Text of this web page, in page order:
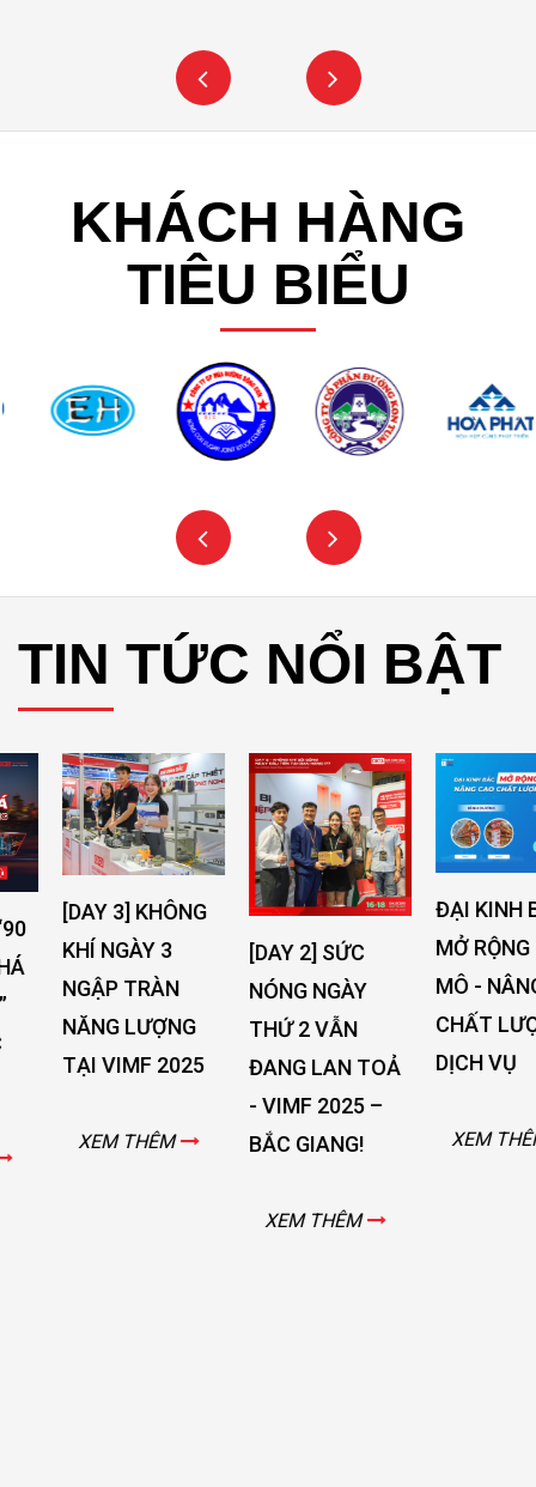
KHÁCH HÀNG
TIÊU BIỂU
TIN TỨC NỔI BẬT
[DAY 3] KHÔNG
KHÍ NGÀY 3
NGẬP TRÀN
NĂNG LƯỢNG
TẠI VIMF 2025
XEM THÊM
[DAY 2] SỨC
NÓNG NGÀY
THỨ 2 VẪN
ĐANG LAN TOẢ
- VIMF 2025 –
BẮC GIANG!
XEM THÊM
ĐẠI KINH BẮC
MỞ RỘNG QUY
MÔ - NÂNG CAO
CHẤT LƯỢNG
DỊCH VỤ
XEM THÊM